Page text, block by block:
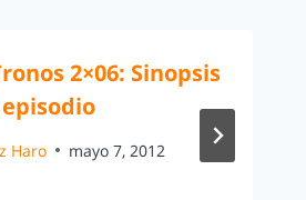
2×06: Sinopsis
Haro mayo 7, 2012